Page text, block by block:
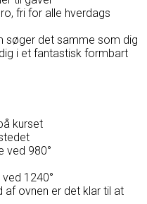
fri for alle hverdags
søger det samme som dig
i et fantastisk formbart
kurset
ved 980°
1240°
af ovnen er det klar til at